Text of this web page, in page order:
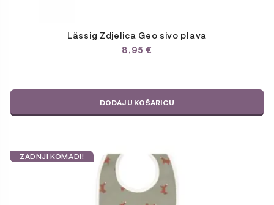
Lässig Zdjelica Geo sivo plava
8,95 €
DODAJ U KOŠARICU
ZADNJI KOMADI!